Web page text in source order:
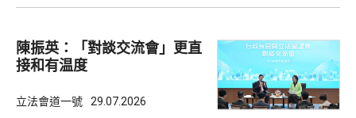
陳振英：「對談交流會」更直
接和有温度
立法會道一號 29.07.2026